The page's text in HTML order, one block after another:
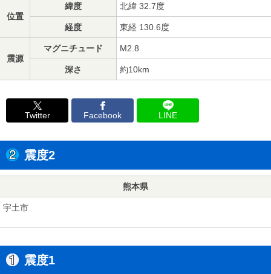
位置
緯度 北緯 32.7度
経度 東経 130.6度
震源
マグニチュード M2.8
深さ 約10km
Twitter Facebook LINE
震度2
熊本県
宇土市
震度1